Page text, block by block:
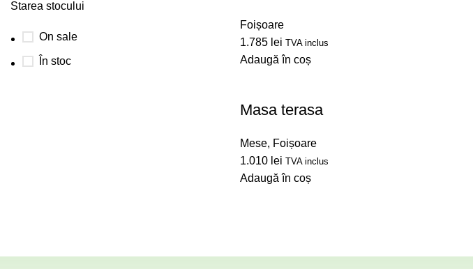
Starea stocului
On sale
În stoc
Foișoare
1.785 lei TVA inclus
Adaugă în coș
Masa terasa
Mese, Foișoare
1.010 lei TVA inclus
Adaugă în coș